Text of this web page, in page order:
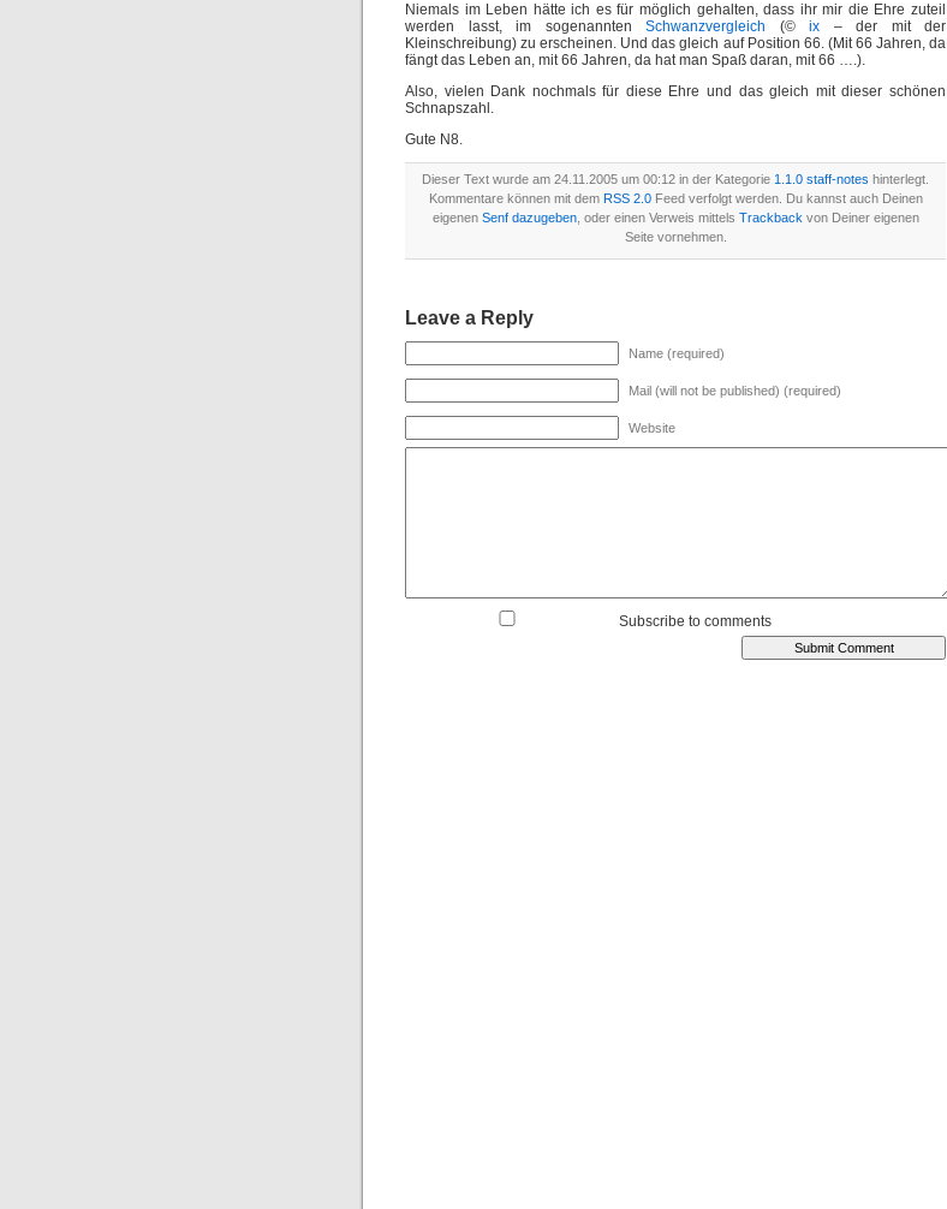
Niemals im Leben hätte ich es für möglich gehalten, dass ihr mir die Ehre zuteil
werden lasst, im sogenannten Schwanzvergleich (© ix – der mit der
Kleinschreibung) zu erscheinen. Und das gleich auf Position 66. (Mit 66 Jahren, da
fängt das Leben an, mit 66 Jahren, da hat man Spaß daran, mit 66 ….).
Also, vielen Dank nochmals für diese Ehre und das gleich mit dieser schönen
Schnapszahl.
Gute N8.
Dieser Text wurde am 24.11.2005 um 00:12 in der Kategorie 1.1.0 staff-notes hinterlegt.
Kommentare können mit dem RSS 2.0Feed verfolgt werden. Du kannst auch Deinen
eigenen Senf dazugeben, oder einen Verweis mittels Trackback von Deiner eigenen
Seite vornehmen.
Leave a Reply
Name (required)
Mail (will not be published) (required)
Website
Subscribe to comments